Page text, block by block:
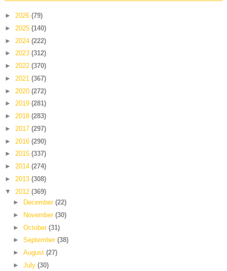
► 2026 (79)
► 2025 (140)
► 2024 (222)
► 2023 (312)
► 2022 (370)
► 2021 (367)
► 2020 (272)
► 2019 (281)
► 2018 (283)
► 2017 (297)
► 2016 (290)
► 2015 (337)
► 2014 (274)
► 2013 (308)
▼ 2012 (369)
►
December (22)
►
November (30)
► October (31)
► September (38)
► August (27)
► July (30)